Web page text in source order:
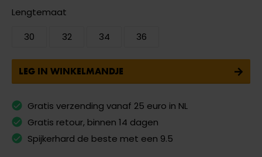
Lengtemaat
30
32 34 36
LEG IN WINKELMANDJE
Gratis verzending vanaf 25 euro in NL
Gratis retour, binnen 14 dagen
Spijkerhard de beste met een 9.5